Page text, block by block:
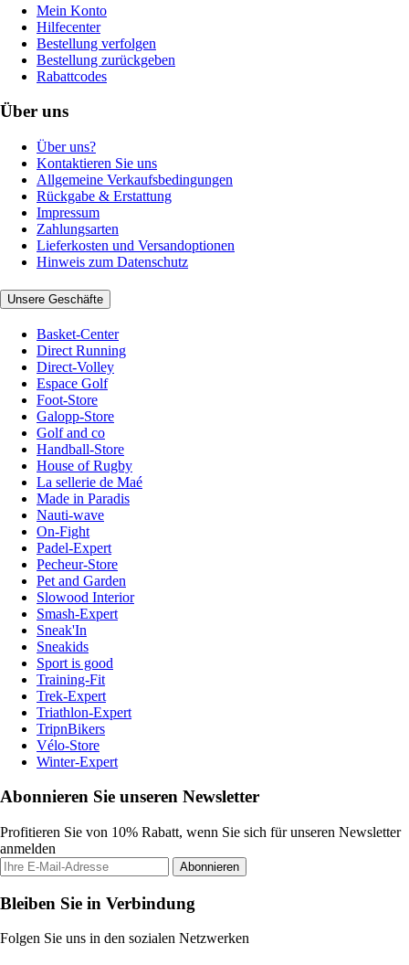
Mein Konto
Hilfecenter
Bestellung verfolgen
Bestellung zurückgeben
Rabattcodes
Über uns
Über uns?
Kontaktieren Sie uns
Allgemeine Verkaufsbedingungen
Rückgabe & Erstattung
Impressum
Zahlungsarten
Lieferkosten und Versandoptionen
Hinweis zum Datenschutz
Unsere Geschäfte
Basket-Center
Direct Running
Direct-Volley
Espace Golf
Foot-Store
Galopp-Store
Golf and co
Handball-Store
House of Rugby
La sellerie de Maé
Made in Paradis
Nauti-wave
On-Fight
Padel-Expert
Pecheur-Store
Pet and Garden
Slowood Interior
Smash-Expert
Sneak'In
Sneakids
Sport is good
Training-Fit
Trek-Expert
Triathlon-Expert
TripnBikers
Vélo-Store
Winter-Expert
Abonnieren Sie unseren Newsletter
Profitieren Sie von 10% Rabatt, wenn Sie sich für unseren Newsletter
anmelden
Abonnieren
Bleiben Sie in Verbindung
Folgen Sie uns in den sozialen Netzwerken